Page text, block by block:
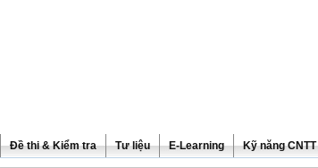
Đề thi & Kiểm tra Tư liệu E-Learning Kỹ năng CNTT